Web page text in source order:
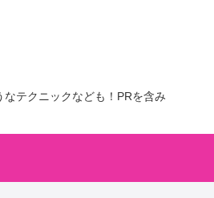
テクニックなども！PRを含み